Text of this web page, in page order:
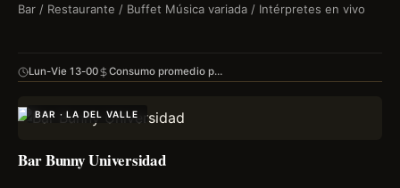
Bar / Restaurante / Buffet Música variada / Intérpretes en vivo
Lun-Vie 13-00 Consumo promedio p…
BAR · LA DEL VALLE
Bar Bunny Universidad